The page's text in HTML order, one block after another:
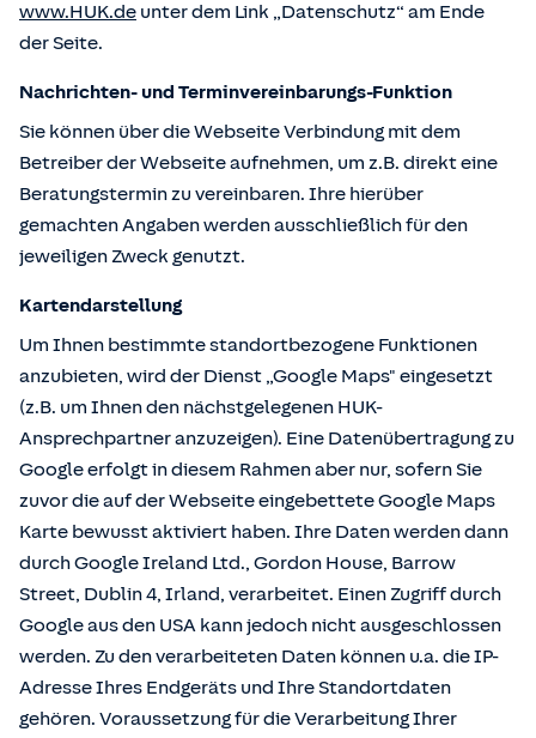
www.HUK.de unter dem Link „Datenschutz“ am Ende
der Seite.
Nachrichten- und Terminvereinbarungs-Funktion
Sie können über die Webseite Verbindung mit dem
Betreiber der Webseite aufnehmen, um z.B. direkt eine
Beratungstermin zu vereinbaren. Ihre hierüber
gemachten Angaben werden ausschließlich für den
jeweiligen Zweck genutzt.
Kartendarstellung
Um Ihnen bestimmte standortbezogene Funktionen
anzubieten, wird der Dienst „Google Maps" eingesetzt
(z.B. um Ihnen den nächstgelegenen HUK-
Ansprechpartner anzuzeigen). Eine Datenübertragung zu
Google erfolgt in diesem Rahmen aber nur, sofern Sie
zuvor die auf der Webseite eingebettete Google Maps
Karte bewusst aktiviert haben. Ihre Daten werden dann
durch Google Ireland Ltd., Gordon House, Barrow
Street, Dublin 4, Irland, verarbeitet. Einen Zugriff durch
Google aus den USA kann jedoch nicht ausgeschlossen
werden. Zu den verarbeiteten Daten können u.a. die IP-
Adresse Ihres Endgeräts und Ihre Standortdaten
gehören. Voraussetzung für die Verarbeitung Ihrer